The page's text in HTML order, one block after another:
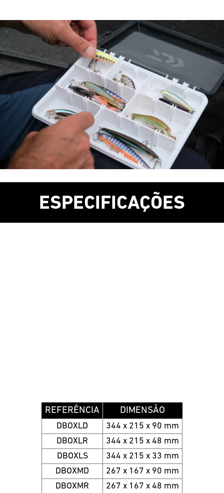
ESPECIFICAÇÕES
REFERÊNCIA DIMENSÃO
DBOXLD
344 x 215 x 90 mm
DBOXLR
344 x 215 x 48 mm
DBOXLS
344 x 215 x 33 mm
DBOXMD
267 x 167 x 90 mm
DBOXMR
267 x 167 x 48 mm